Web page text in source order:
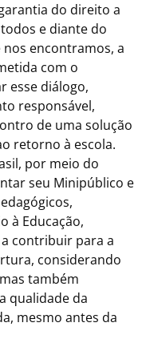
do direito a
e diante do
encontramos, a
com o
esse diálogo,
responsável,
de uma solução
retorno à escola.
por meio do
seu Minipúblico e
à Educação,
contribuir para a
considerando
também
qualidade da
mesmo antes da